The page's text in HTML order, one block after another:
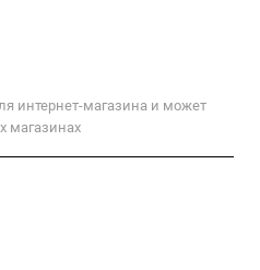
интернет-магазина и может
магазинах